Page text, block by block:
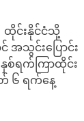
င်းနိုင်ငံသို့
အသွင်းပြောင်း
စ်ရက်ကြာထိုင်း
၆ ရက်နေ့